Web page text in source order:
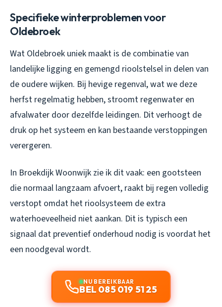
Specifieke winterproblemen voor
Oldebroek
Wat Oldebroek uniek maakt is de combinatie van
landelijke ligging en gemengd rioolstelsel in delen van
de oudere wijken. Bij hevige regenval, wat we deze
herfst regelmatig hebben, stroomt regenwater en
afvalwater door dezelfde leidingen. Dit verhoogt de
druk op het systeem en kan bestaande verstoppingen
verergeren.
In Broekdijk Woonwijk zie ik dit vaak: een gootsteen
die normaal langzaam afvoert, raakt bij regen volledig
verstopt omdat het rioolsysteem de extra
waterhoeveelheid niet aankan. Dit is typisch een
signaal dat preventief onderhoud nodig is voordat het
een noodgeval wordt.
NU BEREIKBAAR
BEL 085 019 51 25